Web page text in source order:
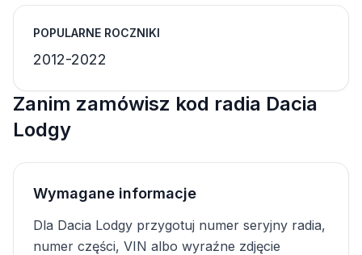
POPULARNE ROCZNIKI
2012-2022
Zanim zamówisz kod radia Dacia
Lodgy
Wymagane informacje
Dla Dacia Lodgy przygotuj numer seryjny radia,
numer części, VIN albo wyraźne zdjęcie